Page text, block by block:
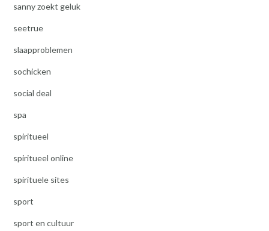
sanny zoekt geluk
seetrue
slaapproblemen
sochicken
social deal
spa
spiritueel
spiritueel online
spirituele sites
sport
sport en cultuur